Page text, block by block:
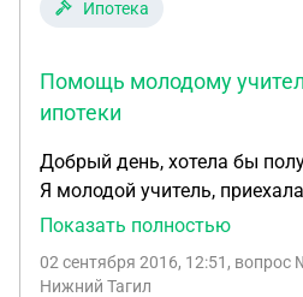
Ипотека
Помощь молодому
ипотеки
Добрый день, хотела бы
Я молодой учитель,
учиться и осталась здесь работать. Работаю в
Процент очень высокий.
Показать полностью
02 сентября 2016, 12:51 , вопрос
Нижний Тагил